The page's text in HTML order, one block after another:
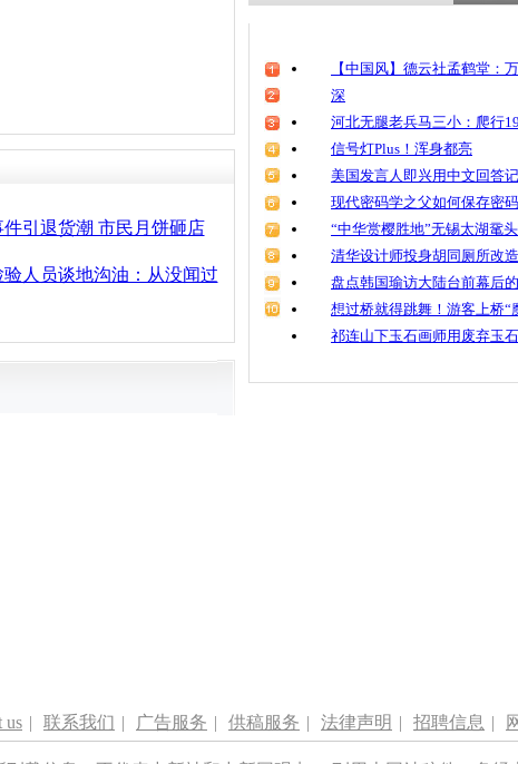
件引退货潮 市民月饼砸店
验人员谈地沟油：从没闻过
【中国风】德云社孟鹤堂：
深
河北无腿老兵马三小：爬行
信号灯Plus！浑身都亮
美国发言人即兴用中文回答
现代密码学之父如何保存密
“中华赏樱胜地”无锡太湖鼋
清华设计师投身胡同厕所改
盘点韩国瑜访大陆台前幕后
想过桥就得跳舞！游客上桥“
祁连山下玉石画师用废弃玉
us | 联系我们 | 广告服务 | 供稿服务 | 法律声明 | 招聘信息 |